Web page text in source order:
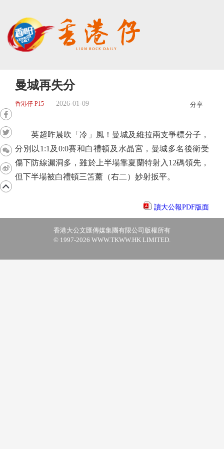
曼城再失分
香港仔 P15 2026-01-09 分享
英超昨晨吹「冷」風！曼城及維拉兩支爭標分子，
分別以1:1及0:0賽和白禮頓及水晶宮，曼城多名後衛受
傷下防線漏洞多，雖於上半場靠夏蘭特射入12碼領先，
但下半場被白禮頓三笘薰（右二）妙射扳平。
讀大公報PDF版面
香港大公文匯傳媒集團有限公司版權所有
© 1997-2026 WWW.TKWW.HK LIMITED.